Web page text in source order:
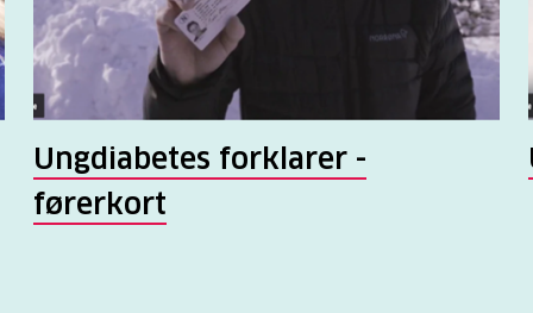
Ungdiabetes forklarer -
førerkort